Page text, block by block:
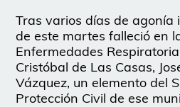
Tras varios días de agonía
de este martes falleció en
Enfermedades
Cristóbal de Las Casas,
Vázquez, un elemento del
Protección Civil de ese